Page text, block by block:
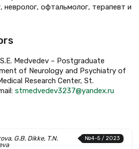
невролог, офтальмолог, терапевт и
Medvedev – Postgraduate
of Neurology and Psychiatry of
Research Center, St.
stmedvedev3237@yandex.ru
№4-5 / 2023
G.B. Dikke, T.N.